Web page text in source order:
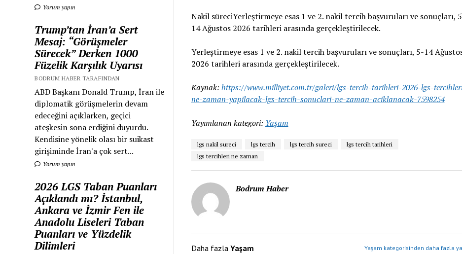
Yorum yapın
Trump’tan İran’a Sert
Mesaj: “Görüşmeler
Sürecek” Derken 1000
Füzelik Karşılık Uyarısı
BODRUM HABER TARAFINDAN
ABD Başkanı Donald Trump, İran ile
diplomatik görüşmelerin devam
edeceğini açıklarken, geçici
ateşkesin sona erdiğini duyurdu.
Kendisine yönelik olası bir suikast
girişiminde İran'a çok sert...
Yorum yapın
2026 LGS Taban Puanları
Açıklandı mı? İstanbul,
Ankara ve İzmir Fen ile
Anadolu Liseleri Taban
Puanları ve Yüzdelik
Dilimleri
Nakil süreciYerleştirmeye esas 1 ve 2. nakil tercih başvuruları ve sonuçları,
14 Ağustos 2026 tarihleri ​​arasında gerçekleştirilecek.
Yerleştirmeye esas 1 ve 2. nakil tercih başvuruları ve sonuçları, 5-14
2026 tarihleri ​​arasında gerçekleştirilecek.
Kaynak: https://www.milliyet.com.tr/galeri/lgs-tercih-tarihleri-2026-lgs-
ne-zaman-yapilacak-lgs-tercih-sonuclari-ne-zaman-aciklanacak-7598254
Yayımlanan kategori: Yaşam
lgs nakil sureci lgs tercih lgs tercih sureci
lgs tercih tarihleri
lgs tercihleri ne zaman
Bodrum Haber
Daha fazla Yaşam Yaşam kategorisinden daha fazla